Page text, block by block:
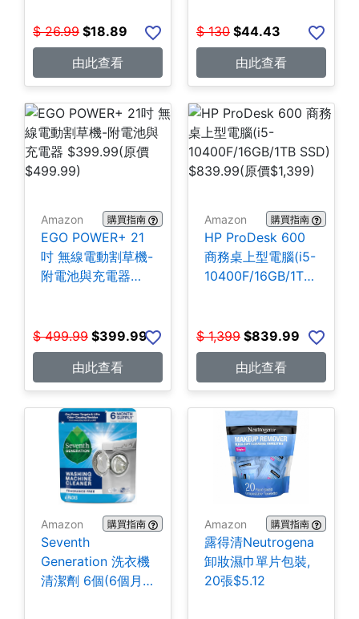
$ 26.99 $18.89
由此查看
$ 130 $44.43
由此查看
Amazon 購買指南
EGO POWER+ 21
吋 無線電動割草機-
附電池與充電器
$ 499.99 $399.99
由此查看
Amazon 購買指南
HP ProDesk 600
商務桌上型電腦(i5-
10400F/16GB/1TB
$ 1,399 $839.99
由此查看
Amazon 購買指南
Seventh
Generation 洗衣機
清潔劑 6個(6個月
Amazon 購買指南
露得清Neutrogena
卸妝濕巾單片包裝,
20張$5.12